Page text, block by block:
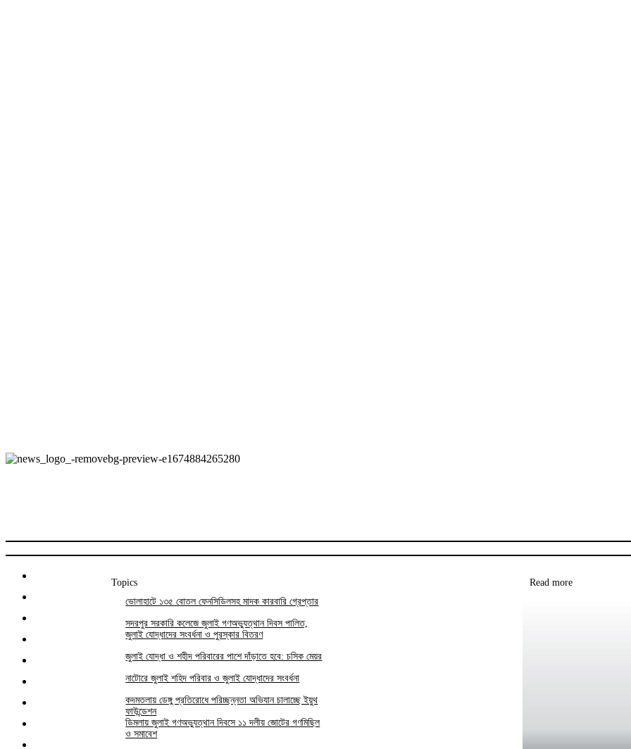
Topics
ভোলাহাটে ১৩৫ বোতল ফেনসিডিলসহ মাদক কারবারি গ্রেপ্তার
সদরপুর সরকারি কলেজে জুলাই গণঅভ্যুত্থান দিবস পালিত,
জুলাই যোদ্ধাদের সংবর্ধনা ও পুরস্কার বিতরণ
জুলাই যোদ্ধা ও শহীদ পরিবারের পাশে দাঁড়াতে হবে: চসিক মেয়র
নাটোরে জুলাই শহিদ পরিবার ও জুলাই যোদ্ধাদের সংবর্ধনা
কদমতলায় ডেঙ্গু প্রতিরোধে পরিচ্ছন্নতা অভিযান চালাচ্ছে ইয়ুথ
ফাউন্ডেশন
ডিমলায় জুলাই গণঅভ্যুত্থান দিবসে ১১ দলীয় জোটের গণমিছিল
ও সমাবেশ
Read more